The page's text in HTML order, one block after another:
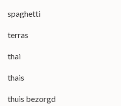
spaghetti
terras
thai
thais
thuis bezorgd